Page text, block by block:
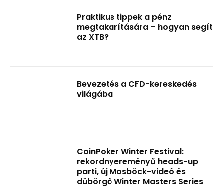
Praktikus tippek a pénz
megtakarítására – hogyan segít
az XTB?
Bevezetés a CFD-kereskedés
világába
CoinPoker Winter Festival:
rekordnyereményű heads-up
parti, új Mosböck-videó és
dübörgő Winter Masters Series